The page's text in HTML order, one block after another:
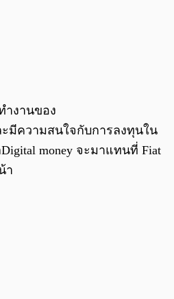
ำงานของ
ะมีความสนใจกับการลงทุนใน
money จะมาแทนที่ Fiat
า